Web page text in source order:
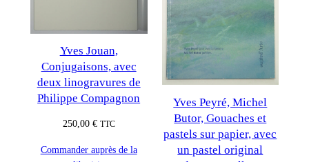
Yves Jouan,
Conjugaisons, avec
deux linogravures de
Philippe Compagnon
250,00 € TTC
Commander auprès de la
Yves Peyré, Michel
Butor, Gouaches et
pastels sur papier, avec
un pastel original